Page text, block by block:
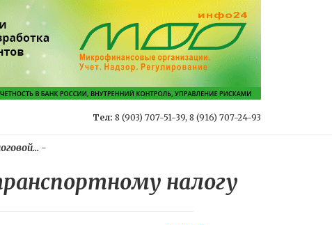
Тел: 8 (903) 707-51-39, 8 (916) 707-24-93
-
налогу